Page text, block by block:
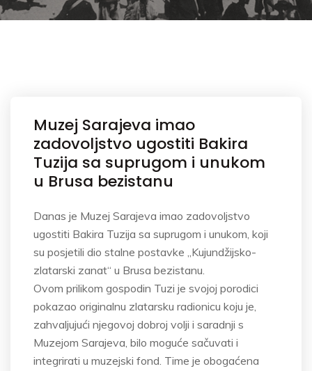
Muzej Sarajeva imao
zadovoljstvo ugostiti Bakira
Tuzija sa suprugom i unukom
u Brusa bezistanu
Danas je Muzej Sarajeva imao zadovoljstvo
ugostiti Bakira Tuzija sa suprugom i unukom, koji
su posjetili dio stalne postavke „Kujundžijsko-
zlatarski zanat“ u Brusa bezistanu.
Ovom prilikom gospodin Tuzi je svojoj porodici
pokazao originalnu zlatarsku radionicu koju je,
zahvaljujući njegovoj dobroj volji i saradnji s
Muzejom Sarajeva, bilo moguće sačuvati i
integrirati u muzejski fond. Time je obogaćena